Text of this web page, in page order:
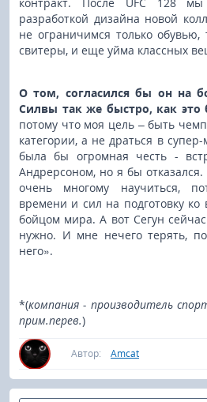
разработкой дизайна новой
не ограничимся только
свитеры, и еще уйма классных
О том, согласился бы он на
Силвы так же быстро, как это
потому что моя цель – быть
категории, а не драться в
была бы огромная честь -
Андрерсоном, но я бы
очень многому научиться,
времени и сил на подготовку
бойцом мира. А вот Сегун
нужно. И мне нечего терять,
него».
*(компания - производитель
прим.перев.)
Автор: Amcat